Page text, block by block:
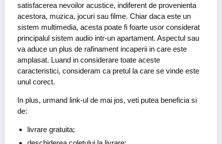
satisfacerea nevoilor acustice, indiferent de provenienta
acestora, muzica, jocuri sau filme. Chiar daca este un
sistem multimedia, acesta poate fi foarte usor considerat
principalul sistem audio intr-un apartament. Aspectul sau
va aduce un plus de rafinament incaperii in care este
amplasat. Luand in considerare toate aceste
caracteristici, consideram ca pretul la care se vinde este
unul corect.
In plus, urmand link-ul de mai jos, veti putea beneficia si
de:
livrare gratuita;